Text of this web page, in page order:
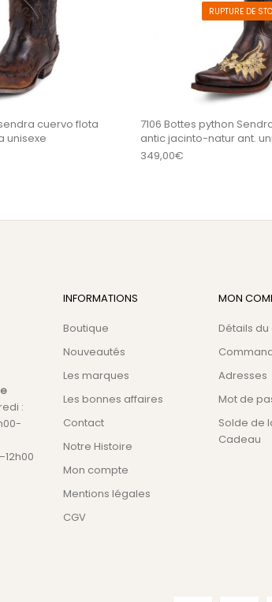
cuervo flota
unisexe
RUPTURE DE
7106 Bottes python
antic jacinto-natur ant.
349,00€
:
INFORMATIONS
Boutique
Nouveautés
Les marques
Les bonnes affaires
Contact
Notre Histoire
Mon compte
Mentions légales
CGV
MON
Détails
Adresses
Mot de
Solde de
Cadeau